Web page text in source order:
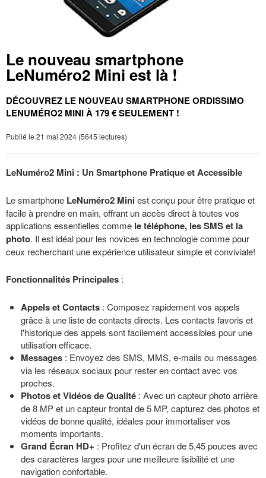
Le nouveau smartphone
LeNuméro2 Mini est là !
DÉCOUVREZ LE NOUVEAU SMARTPHONE ORDISSIMO
LENUMÉRO2 MINI À 179 € SEULEMENT !
Publié le 21 mai 2024 (5645 lectures)
LeNuméro2 Mini : Un Smartphone Pratique et Accessible
Le smartphone LeNuméro2 Miniest conçu pour être pratique et
facile à prendre en main, offrant un accès direct à toutes vos
applications essentielles comme le téléphone, les SMS et la
photo. Il est idéal pour les novices en technologie comme pour
ceux recherchant une expérience utilisateur simple et conviviale!
Fonctionnalités Principales :
Appels et Contacts : Composez rapidement vos appels
grâce à une liste de contacts directs. Les contacts favoris et
l'historique des appels sont facilement accessibles pour une
utilisation efficace.
Messages : Envoyez des SMS, MMS, e-mails ou messages
via les réseaux sociaux pour rester en contact avec vos
proches.
Photos et Vidéos de Qualité : Avec un capteur photo arrière
de 8 MP et un capteur frontal de 5 MP, capturez des photos et
vidéos de bonne qualité, idéales pour immortaliser vos
moments importants.
Grand Écran HD+ : Profitez d'un écran de 5,45 pouces avec
des caractères larges pour une meilleure lisibilité et une
navigation confortable.